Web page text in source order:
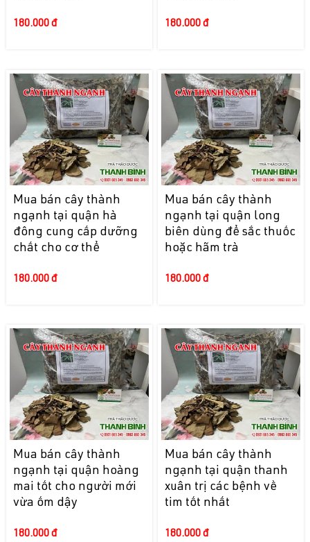
180.000 đ 180.000 đ
Mua bán cây thành
ngạnh tại quận hà
đông cung cấp dưỡng
chất cho cơ thể
180.000 đ
Mua bán cây thành
ngạnh tại quận long
biên dùng để sắc thuốc
hoặc hãm trà
180.000 đ
Mua bán cây thành
ngạnh tại quận hoàng
mai tốt cho người mới
vừa ốm dậy
180.000 đ
Mua bán cây thành
ngạnh tại quận thanh
xuân trị các bệnh về
tim tốt nhất
180.000 đ